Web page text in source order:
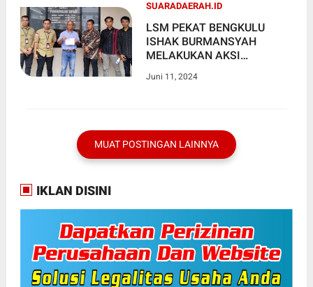
SUARADAERAH.ID
LSM PEKAT BENGKULU
ISHAK BURMANSYAH
MELAKUKAN AKSI
DI KEMENDAGRI JALAN
Juni 11, 2024
MUAT POSTINGAN LAINNYA
IKLAN DISINI